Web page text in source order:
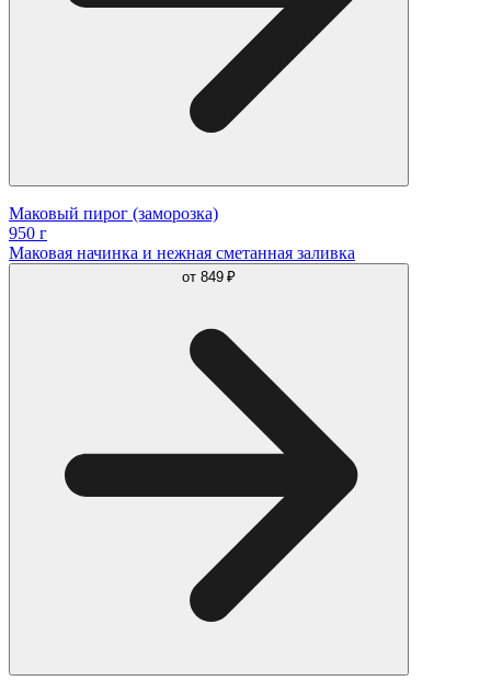
Маковый пирог (заморозка)
950 г
Маковая начинка и нежная сметанная заливка
от 849 ₽